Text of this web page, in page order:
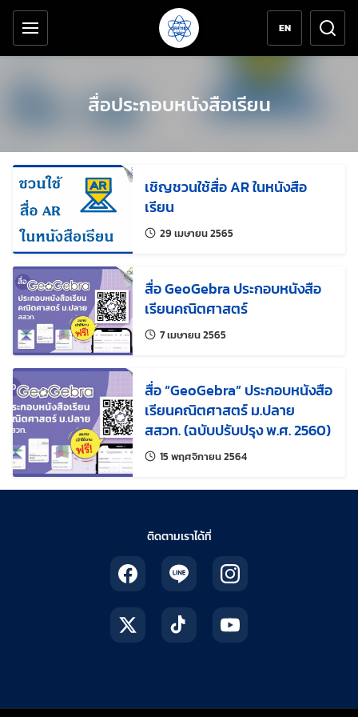
ข้ามไปยังเนื้อหาหลัก
เครื่องมือช่วยเหลือ
EN
สื่อประกอบหนังสือเรียน
เชิญชวนใช้สื่อ AR ในหนังสือ
เรียน
29 เมษายน 2565แก้ไขล่าสุดเมื่อ:
สื่อ GeoGebra ประกอบหนังสือ
เรียนคณิตศาสตร์
7 เมษายน 2565แก้ไขล่าสุดเมื่อ:
สื่อ “GeoGebra” ประกอบหนังสือ
เรียนคณิตศาสตร์ ม.ปลาย
สสวท. (ฉบับปรับปรุง พ.ศ. 2560)
15 พฤศจิกายน 2564แก้ไขล่าสุดเมื่อ:
ติดตามเราได้ที่